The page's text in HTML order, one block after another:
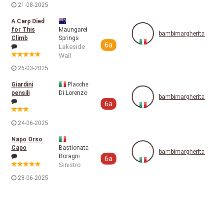
21-08-2025
A Carp Died
for This
Climb
26-03-2025
Maungarei
Springs
Lakeside
Wall
6a
bambimargherita
Giardini
pensili
24-06-2025
Placche
Di Lorenzo
6a
bambimargherita
Napo Orso
Capo
28-06-2025
Bastionata
Boragni
Sinistro
6a
bambimargherita